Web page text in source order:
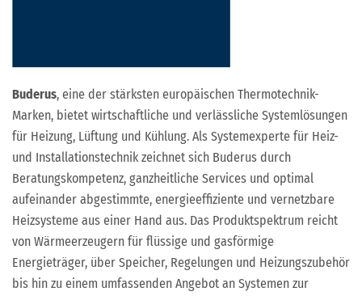
Buderus, eine der stärksten europäischen Thermotechnik-
Marken, bietet wirtschaftliche und verlässliche Systemlösungen
für Heizung, Lüftung und Kühlung. Als Systemexperte für Heiz-
und Installationstechnik zeichnet sich Buderus durch
Beratungskompetenz, ganzheitliche Services und optimal
aufeinander abgestimmte, energieeffiziente und vernetzbare
Heizsysteme aus einer Hand aus. Das Produktspektrum reicht
von Wärmeerzeugern für flüssige und gasförmige
Energieträger, über Speicher, Regelungen und Heizungszubehör
bis hin zu einem umfassenden Angebot an Systemen zur